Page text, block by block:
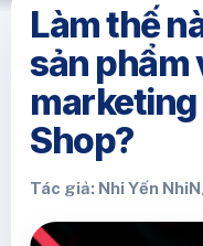
Làm thế
sản phẩm
Shop?
Tác giả: Nhi Yến Nhi